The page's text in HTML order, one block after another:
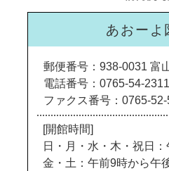
あおーよ
郵便番号：938-0031 富
電話番号：0765-54-2311
ファクス番号：0765-52-
[開館時間]
日・月・水・木・祝日
金・土：午前9時から午